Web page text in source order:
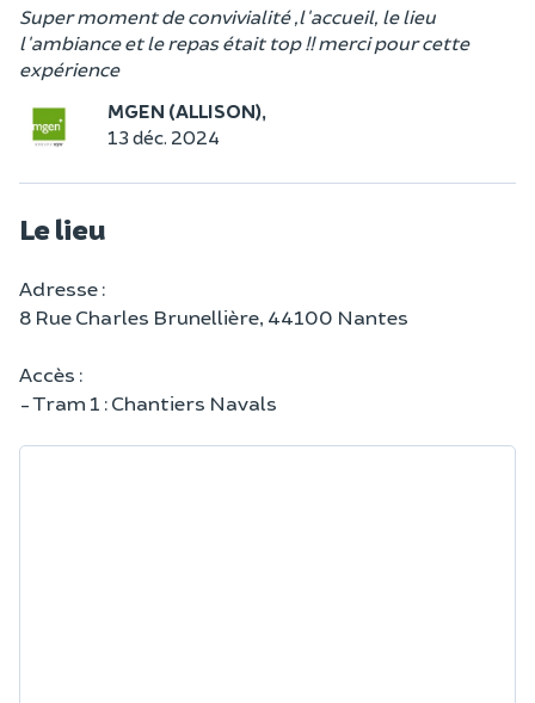
Super moment de convivialité ,l'accueil, le lieu
l'ambiance et le repas était top !! merci pour cette
expérience
MGEN (ALLISON),
13 déc. 2024
Le lieu
Adresse :
8 Rue Charles Brunellière, 44100 Nantes
Accès :
- Tram 1 : Chantiers Navals